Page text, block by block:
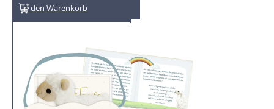
In den Warenkorb